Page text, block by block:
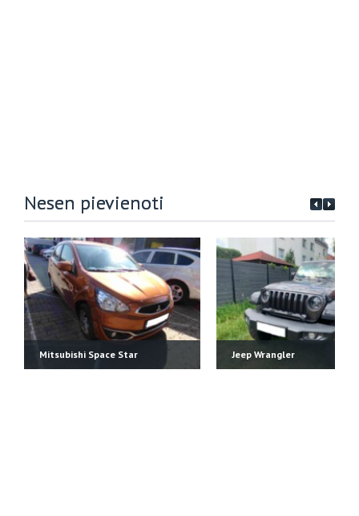
Nesen pievienoti
Mitsubishi Space Star Jeep Wrangler